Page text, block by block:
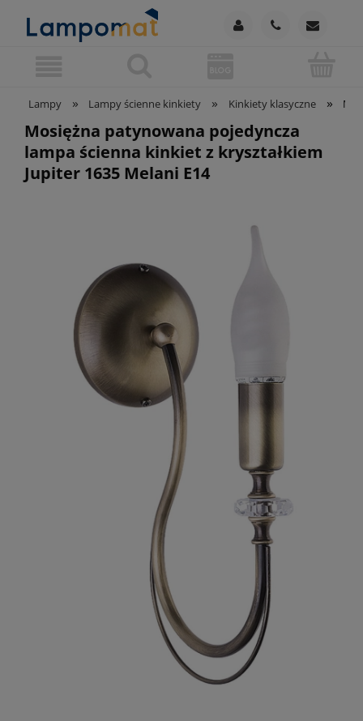
Lampy » Lampy ścienne kinkiety » Kinkiety klasyczne »
Mosiężna patynowana pojedyncza
lampa ścienna kinkiet z kryształkiem
Jupiter 1635 Melani E14